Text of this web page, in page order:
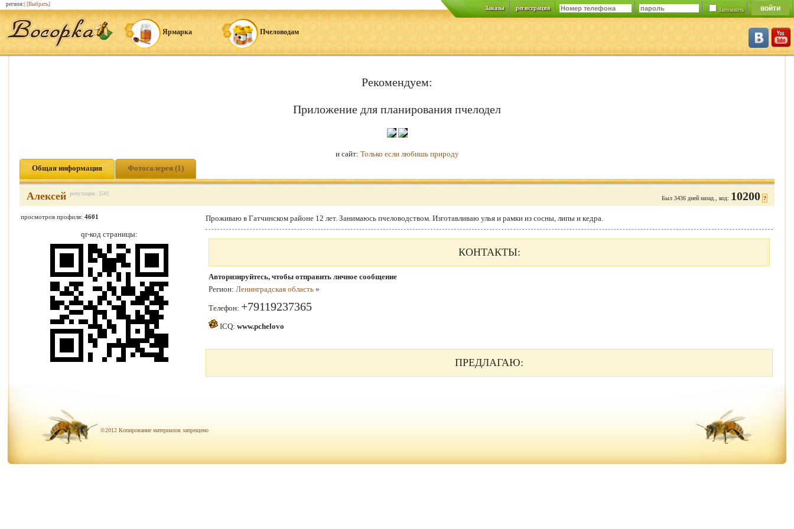
Ярмарка Пчеловодам
Заказы регистрация Запомнить
Рекомендуем:
Приложение для планирования пчелодел
и сайт: Только если любишь природу
Общая информация
Фотогалерея (1)
Алексей репутация : [50]
Был 3436 дней назад., код: 10200 ?
просмотров профиля: 4601
qr-код страницы:
Проживаю в Гатчинском районе 12 лет. Занимаюсь пчеловодством. Изготавливаю улья и рамки из сосны, липы и кедра.
КОНТАКТЫ:
Авторизируйтесь, чтобы отправить личное сообщение
Регион: Ленинградская область »
Телефон: +79119237365
ICQ: www.pchelovo
ПРЕДЛАГАЮ:
©2012 Копирование материалов запрещено
регион:| [Выбрать]